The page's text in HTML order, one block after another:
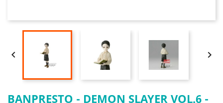
 
BANPRESTO - DEMON SLAYER VOL.6 -